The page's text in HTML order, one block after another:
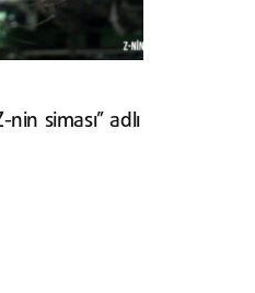
siması” adlı